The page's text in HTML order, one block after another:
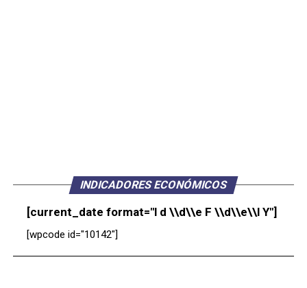
INDICADORES ECONÓMICOS
[current_date format="l d \\d\\e F \\d\\e\\l Y"]
[wpcode id="10142"]